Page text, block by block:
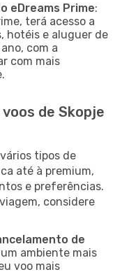
eDreams Prime:
terá acesso a
hotéis e aluguer de
com a
com mais
de Skopje
tipos de
até à premium,
e preferências.
considere
de
ambiente mais
voo mais